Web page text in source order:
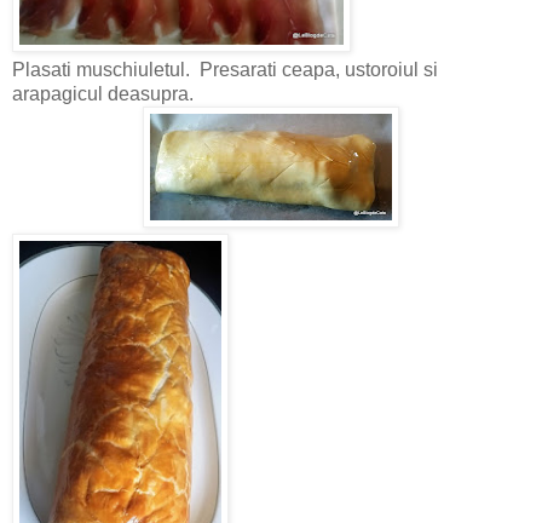
Plasati muschiuletul. Presarati ceapa, ustoroiul si
arapagicul deasupra.